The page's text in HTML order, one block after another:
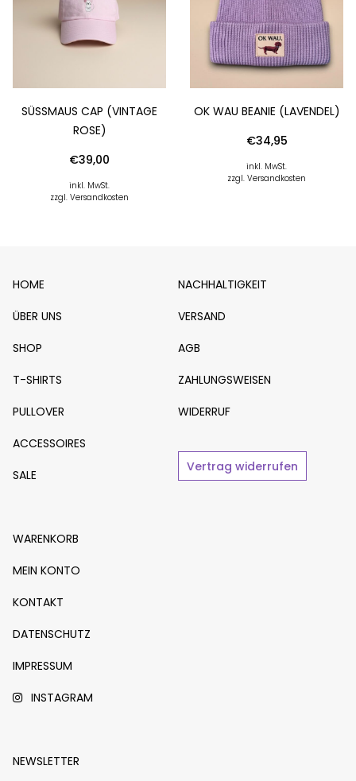
SÜSSMAUS CAP (VINTAGE R
OSE)
€39,00
inkl. MwSt.
zzgl. Versandkosten
OK WAU BEANIE (LAVENDEL)
€34,95
inkl. MwSt.
zzgl. Versandkosten
HOME
ÜBER UNS
SHOP
T-SHIRTS
PULLOVER
ACCESSOIRES
SALE
NACHHALTIGKEIT
VERSAND
AGB
ZAHLUNGSWEISEN
WIDERRUF
Vertrag widerrufen
WARENKORB
MEIN KONTO
KONTAKT
DATENSCHUTZ
IMPRESSUM
INSTAGRAM
NEWSLETTER